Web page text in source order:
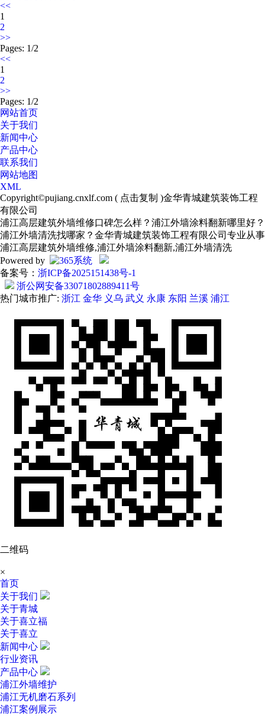
<<
1
2
>>
Pages: 1/2
<<
1
2
>>
Pages: 1/2
网站首页
关于我们
新闻中心
产品中心
联系我们
网站地图
XML
Copyright©pujiang.cnxlf.com ( 点击复制 )金华青城建筑装饰工程
有限公司
浦江高层建筑外墙维修口碑怎么样？浦江外墙涂料翻新哪里好？
浦江外墙清洗找哪家？金华青城建筑装饰工程有限公司专业从事
浦江高层建筑外墙维修,浦江外墙涂料翻新,浦江外墙清洗
Powered by
备案号： 浙ICP备2025151438号-1
浙公网安备33071802889411号
热门城市推广: 浙江 金华 义乌 武义 永康 东阳 兰溪 浦江
二维码
×
首页
关于我们
关于青城
关于喜立福
关于喜立
新闻中心
行业资讯
产品中心
浦江外墙维护
浦江无机磨石系列
浦江案例展示